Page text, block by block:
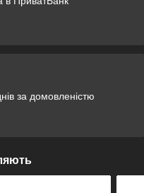
за домовленістю